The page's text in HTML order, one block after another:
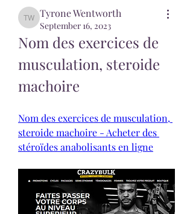
Tyrone Wentworth
Tyrone Wentworth
September 16, 2023
Nom des exercices de
musculation, steroide
machoire
Nom des exercices de musculation,
steroide machoire - Acheter des
stéroïdes anabolisants en ligne